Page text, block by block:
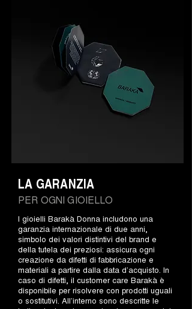
PER OGNI GIOIELLO
LA GARANZIA
I gioielli Barakà Donna includono una
garanzia internazionale di due anni,
simbolo dei valori distintivi del brand e
della tutela dei preziosi: assicura ogni
creazione da difetti di fabbricazione e
materiali a partire dalla data d’acquisto. In
caso di difetti, il customer care Barakà è
disponibile per risolvere con prodotti uguali
o sostitutivi. All’interno sono descritte le